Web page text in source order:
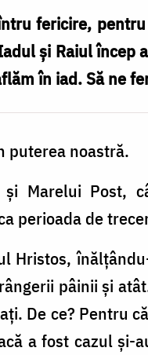
fericire,
şi Raiul încep
în iad. Să ne
puterea noastră.
Marelui Post,
perioada de
Hristos,
pâinii şi
De ce? Pentru
a fost cazul şi-